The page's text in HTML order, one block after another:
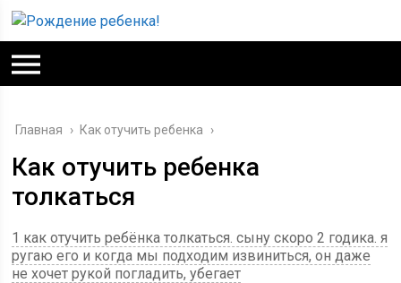
Главная › Как отучить ребенка ›
Как отучить ребенка
толкаться
1 как отучить ребёнка толкаться. сыну скоро 2 годика. я
ругаю его и когда мы подходим извиниться, он даже
не хочет рукой погладить, убегает